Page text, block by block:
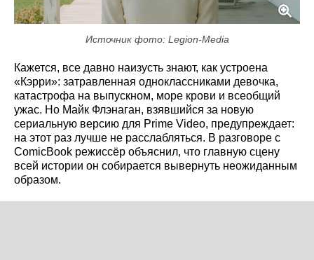
Источник фото: Legion-Media
Кажется, все давно наизусть знают, как устроена
«Кэрри»: затравленная одноклассниками девочка,
катастрофа на выпускном, море крови и всеобщий
ужас. Но Майк Флэнаган, взявшийся за новую
сериальную версию для Prime Video, предупреждает:
на этот раз лучше не расслабляться. В разговоре с
ComicBook режиссёр объяснил, что главную сцену
всей истории он собирается вывернуть неожиданным
образом.